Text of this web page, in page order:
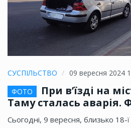
СУСПІЛЬСТВО
09 вересня 2024
ФОТО
При в’їзді на
Таму сталась аварія.
Сьогодні, 9 вересня, близько 18-